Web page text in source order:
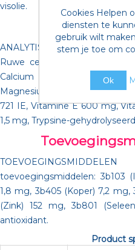
visolie.
Analytische
ANALYTISCHE
Ruwe celstof 2,2%, Ruwe as
Calcium 0,81%, Fosfor
Magnesium 0,08%; per kg:
721 IE, Vitamine E 600 mg,
1,5 mg, Trypsine-
toevoegingsmiddelen: 3b103
1,8 mg, 3b405 (Koper) 7,2 mg,
(Zink) 152 mg, 3b801
antioxidant.
Product
Cookies Helpen
diensten te
gebruik wilt
stem je toe om
Ok